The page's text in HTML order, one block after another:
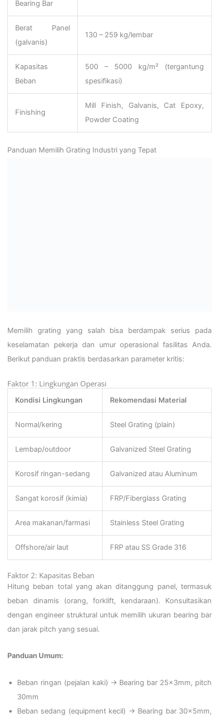
Bearing Bar
Berat Panel
(galvanis)
130 – 259 kg/lembar
Kapasitas
Beban
500 – 5000 kg/m² (tergantung
spesifikasi)
Finishing
Mill Finish, Galvanis, Cat Epoxy,
Powder Coating
Panduan Memilih Grating Industri yang Tepat
Memilih grating yang salah bisa berdampak serius pada
keselamatan pekerja dan umur operasional fasilitas Anda.
Berikut panduan praktis berdasarkan parameter kritis:
Faktor 1: Lingkungan Operasi
Kondisi Lingkungan Rekomendasi Material
Normal/kering Steel Grating (plain)
Lembap/outdoor Galvanized Steel Grating
Korosif ringan-sedang Galvanized atau Aluminum
Sangat korosif (kimia) FRP/Fiberglass Grating
Area makanan/farmasi Stainless Steel Grating
Offshore/air laut FRP atau SS Grade 316
Faktor 2: Kapasitas Beban
Hitung beban total yang akan ditanggung panel, termasuk
beban dinamis (orang, forklift, kendaraan). Konsultasikan
dengan engineer struktural untuk memilih ukuran bearing bar
dan jarak pitch yang sesuai.
Panduan Umum:
Beban ringan (pejalan kaki) → Bearing bar 25x3mm, pitch
30mm
Beban sedang (equipment kecil) → Bearing bar 30x5mm,